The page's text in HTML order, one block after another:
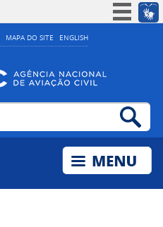
MAPA DO SITE ENGLISH
Simplifique!
Acesso à informação
Legislação